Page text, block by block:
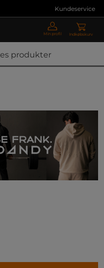
Kundeservice
Min profil Indkøbskurv